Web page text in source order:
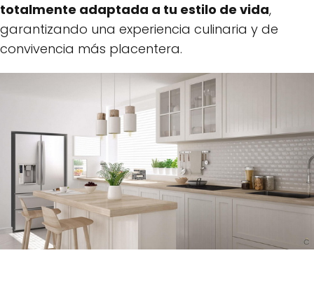
totalmente adaptada a tu estilo de vida,
garantizando una experiencia culinaria y de
convivencia más placentera.